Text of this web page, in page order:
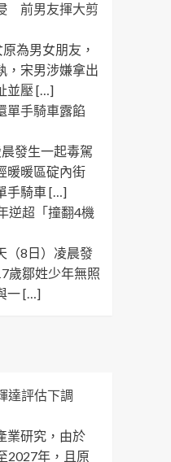
前男友揮大剪
為男女朋友，
，宋男涉嫌拿出
並壓 […]
單手騎車露餡
發生一起毒駕
暖暖區碇內街
手騎車 […]
逆超「撞翻4機
（8日）凌晨發
歲鄒姓少年無照
一 […]
達評估下調
業研究，由於
2027年，且原